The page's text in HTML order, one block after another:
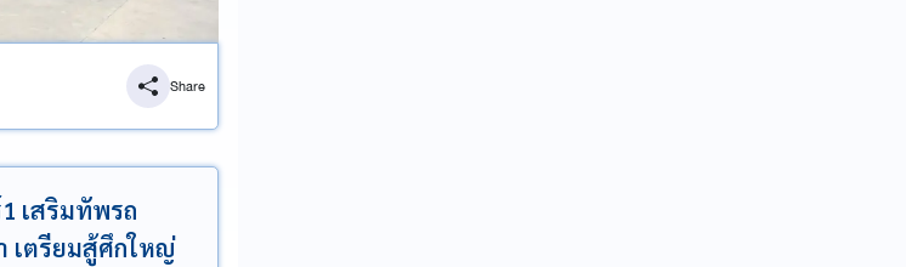
Share
เสริมทัพรถ
เตรียมสู้ศึกใหญ่